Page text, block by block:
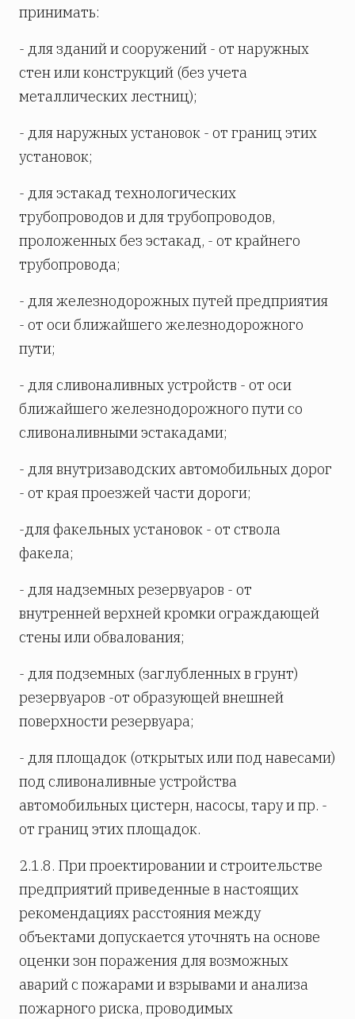
принимать:
- для зданий и сооружений - от наружных
стен или конструкций (без учета
металлических лестниц);
- для наружных установок - от границ этих
установок;
- для эстакад технологических
трубопроводов и для трубопроводов,
проложенных без эстакад, - от крайнего
трубопровода;
- для железнодорожных путей предприятия
- от оси ближайшего железнодорожного
пути;
- для сливоналивных устройств - от оси
ближайшего железнодорожного пути со
сливоналивными эстакадами;
- для внутризаводских автомобильных дорог
- от края проезжей части дороги;
-для факельных установок - от ствола
факела;
- для надземных резервуаров - от
внутренней верхней кромки ограждающей
стены или обвалования;
- для подземных (заглубленных в грунт)
резервуаров -от образующей внешней
поверхности резервуара;
- для площадок (открытых или под навесами)
под сливоналивные устройства
автомобильных цистерн, насосы, тару и пр. -
от границ этих площадок.
2.1.8. При проектировании и строительстве
предприятий приведенные в настоящих
рекомендациях расстояния между
объектами допускается уточнять на основе
оценки зон поражения для возможных
аварий с пожарами и взрывами и анализа
пожарного риска, проводимых